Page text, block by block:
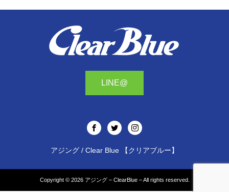
LINE@
アジング / Clear Blue 【クリアブルー】
Copyright © 2026 アジング – ClearBlue –All rights reserved.